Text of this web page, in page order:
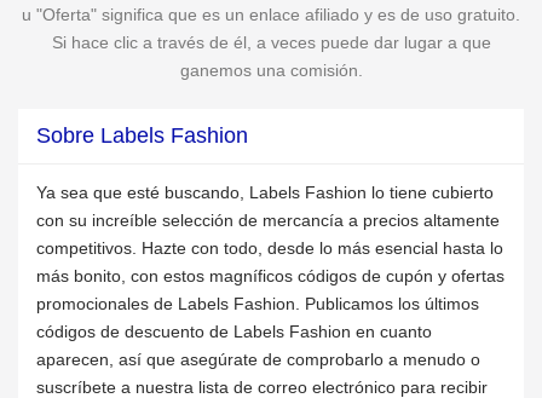
u "Oferta" significa que es un enlace afiliado y es de uso gratuito.
Si hace clic a través de él, a veces puede dar lugar a que
ganemos una comisión.
Sobre Labels Fashion
Ya sea que esté buscando, Labels Fashion lo tiene cubierto
con su increíble selección de mercancía a precios altamente
competitivos. Hazte con todo, desde lo más esencial hasta lo
más bonito, con estos magníficos códigos de cupón y ofertas
promocionales de Labels Fashion. Publicamos los últimos
códigos de descuento de Labels Fashion en cuanto
aparecen, así que asegúrate de comprobarlo a menudo o
suscríbete a nuestra lista de correo electrónico para recibir